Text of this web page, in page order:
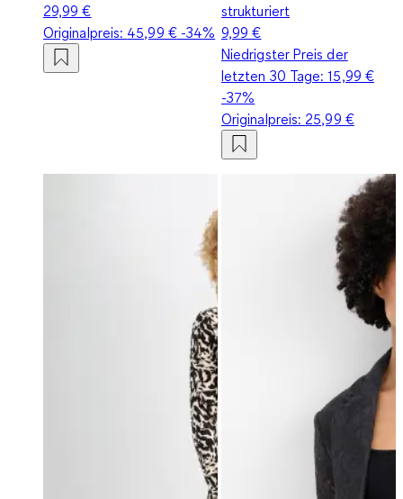
29,99 €
Originalpreis: 45,99 €-34%
strukturiert
9,99 €
Niedrigster Preis der
letzten 30 Tage:15,99 €
-37%
Originalpreis: 25,99 €